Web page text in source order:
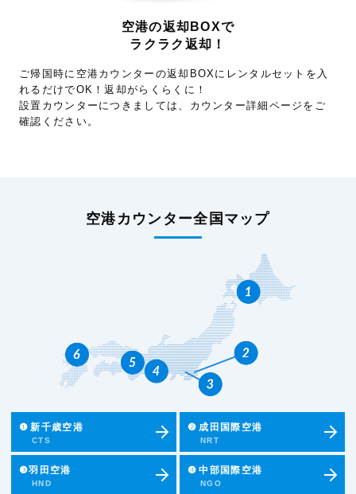
空港の返却BOXで
ラクラク返却！
ご帰国時に空港カウンターの返却BOXにレンタルセットを入
れるだけでOK！返却がらくらくに！
設置カウンターにつきましては、カウンター詳細ページをご
確認ください。
空港カウンター全国マップ
❶ 新千歳空港
CTS
❷ 成田国際空港
NRT
❸羽田空港
HND
❹ 中部国際空港
NGO